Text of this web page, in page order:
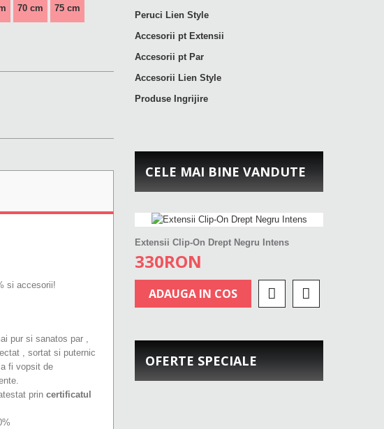
70 cm 75 cm
si accesorii!
pur si sanatos par ,
, sortat si puternic
fi vopsit de
prin certificatul
Peruci Lien Style
Accesorii pt Extensii
Accesorii pt Par
Accesorii Lien Style
Produse Ingrijire
CELE MAI BINE VANDUTE
Extensii Clip-On Drept Negru Intens
330RON
ADAUGA IN COS
OFERTE SPECIALE